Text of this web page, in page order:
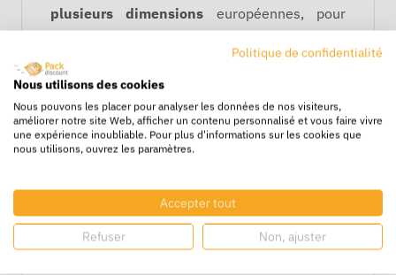
plusieurs dimensions européennes, pour
400X300 et 600X400 mm, etc. Les
dimensions des bacs sont optimisées pour un
stockage optimal sur les palettes aux normes
européennes : avec le bac à 800 X 600 mm.
Les avantages de la caisse
plastique Euro avec couvercle
Les bacs plastique référencés sont conçus en
Politique de confidentialité
Nous utilisons des cookies
Nous pouvons les placer pour analyser les données de nos visiteurs,
améliorer notre site Web, afficher un contenu personnalisé et vous faire vivre
une expérience inoubliable. Pour plus d'informations sur les cookies que
nous utilisons, ouvrez les paramètres.
Accepter tout
Refuser Non, ajuster